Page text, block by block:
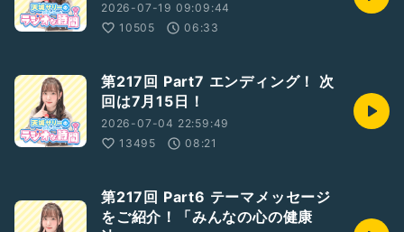
2026-07-19 09:09:44
10505
06:33
第217回 Part7 エンディング！ 次
回は7月15日！
2026-07-04 22:59:49
13495
08:21
第217回 Part6 テーマメッセージ
をご紹介！「みんなの心の健康